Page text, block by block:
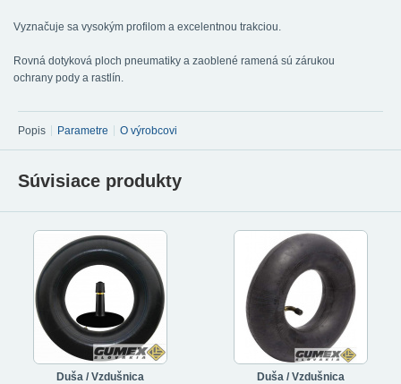
Vyznačuje sa vysokým profilom a excelentnou trakciou.
Rovná dotyková ploch pneumatiky a zaoblené ramená sú zárukou
ochrany pody a rastlín.
Popis Parametre O výrobcovi
Súvisiace produkty
Duša / Vzdušnica
Duša / Vzdušnica